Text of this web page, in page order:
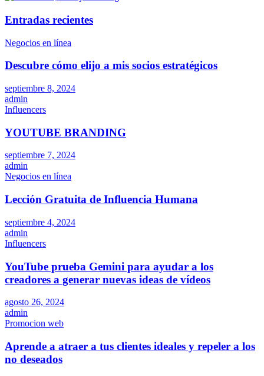
Entradas recientes
Negocios en línea
Descubre cómo elijo a mis socios estratégicos
septiembre 8, 2024
admin
Influencers
YOUTUBE BRANDING
septiembre 7, 2024
admin
Negocios en línea
Lección Gratuita de Influencia Humana
septiembre 4, 2024
admin
Influencers
YouTube prueba Gemini para ayudar a los
creadores a generar nuevas ideas de vídeos
agosto 26, 2024
admin
Promocion web
Aprende a atraer a tus clientes ideales y repeler a los
no deseados